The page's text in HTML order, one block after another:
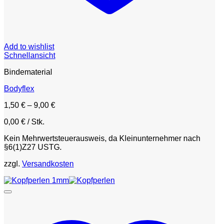
Add to wishlist
Schnellansicht
Bindematerial
Bodyflex
1,50 € – 9,00 €
0,00 € / Stk.
Kein Mehrwertsteuerausweis, da Kleinunternehmer nach
§6(1)Z27 USTG.
zzgl. Versandkosten